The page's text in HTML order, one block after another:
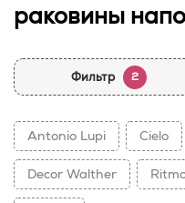
раковины
Фильтр 2
Antonio Lupi Cielo
Decor Walther